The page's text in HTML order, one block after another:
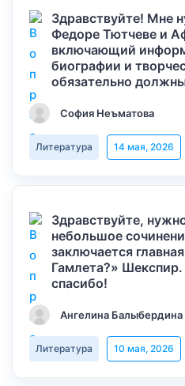
Здравствуйте! Мне
Федоре Тютчеве и
включающий
биографии и
обязательно
София Неъматова
Литература 14 мая, 2026
Здравствуйте,
небольшое
заключается
Гамлета?»
спасибо!
Ангелина Балыбердина
Литература 10 мая, 2026